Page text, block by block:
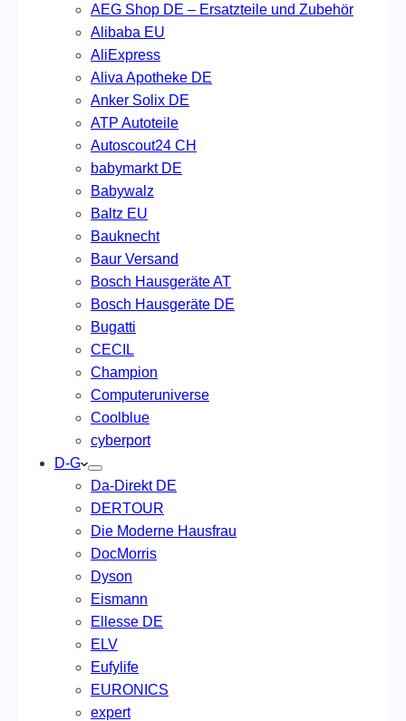
AEG Shop DE – Ersatzteile und Zubehör
Alibaba EU
AliExpress
Aliva Apotheke DE
Anker Solix DE
ATP Autoteile
Autoscout24 CH
babymarkt DE
Babywalz
Baltz EU
Bauknecht
Baur Versand
Bosch Hausgeräte AT
Bosch Hausgeräte DE
Bugatti
CECIL
Champion
Computeruniverse
Coolblue
cyberport
D-G
Da-Direkt DE
DERTOUR
Die Moderne Hausfrau
DocMorris
Dyson
Eismann
Ellesse DE
ELV
Eufylife
EURONICS
expert